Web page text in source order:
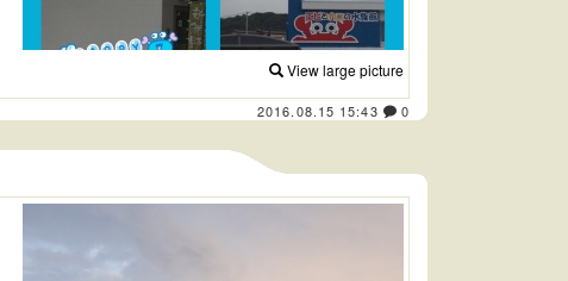
View large picture
2016.08.15 15:43 0